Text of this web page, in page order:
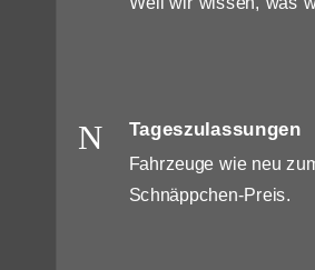
N Tageszulassungen
Fahrzeuge wie neu
Schnäppchen-Preis.